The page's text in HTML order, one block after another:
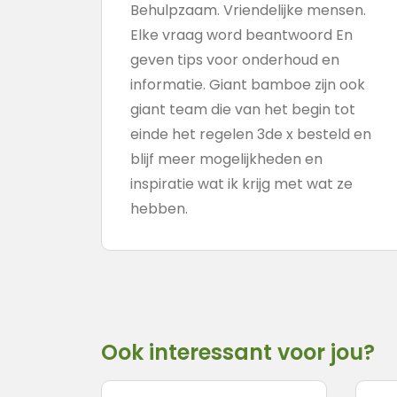
Behulpzaam. Vriendelijke mensen.
Elke vraag word beantwoord En
geven tips voor onderhoud en
informatie. Giant bamboe zijn ook
giant team die van het begin tot
einde het regelen 3de x besteld en
blijf meer mogelijkheden en
inspiratie wat ik krijg met wat ze
hebben.
Ook interessant voor jou?